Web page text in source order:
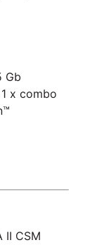
Gb
x combo
II CSM